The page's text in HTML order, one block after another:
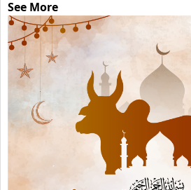
dalmaJobs.com
শুভ ঈদুল আযহা!"🐐
See More